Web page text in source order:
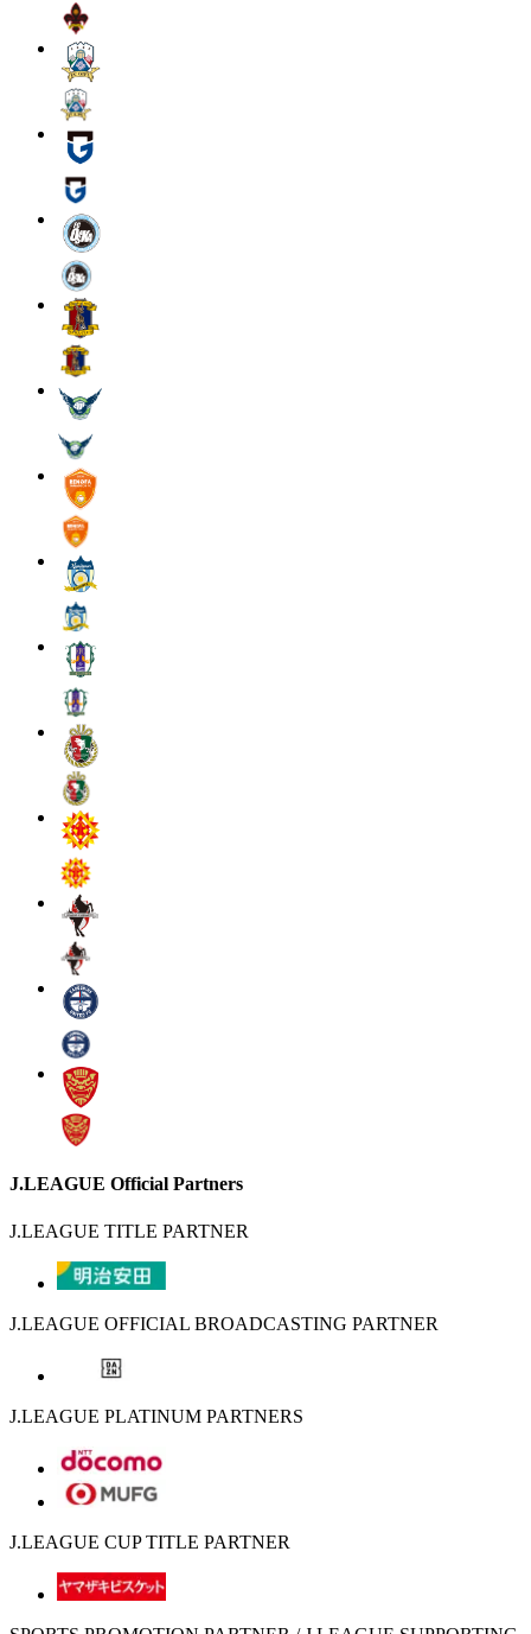
J.LEAGUE Official Partners
J.LEAGUE TITLE PARTNER
J.LEAGUE OFFICIAL BROADCASTING PARTNER
J.LEAGUE PLATINUM PARTNERS
J.LEAGUE CUP TITLE PARTNER